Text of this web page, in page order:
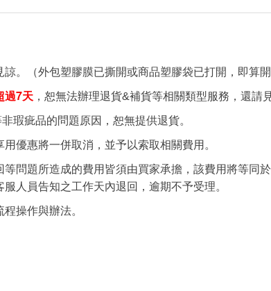
諒。（外包塑膠膜已撕開或商品塑膠袋已打開，即算
過7天 ，恕無法辦理退貨&補貨等相關類型服務 ，還請
瑕疵品的問題 原因，恕無提供退貨。
優惠將一併取消，並予以索取相關費用。
問題所造成的費用皆須由買家承擔，該費用將等同
人員告知之工作天內退回，逾期不予受理。
操作與辦法。